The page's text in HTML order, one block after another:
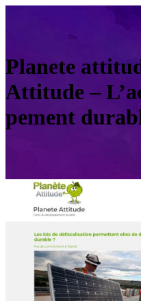
Planete
Attitude –
pe­ment